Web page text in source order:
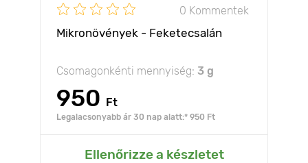
0 Kommentek
Mikronövények - Feketecsalán
Csomagonkénti mennyiség: 3 g
950 Ft
Legalacsonyabb ár 30 nap alatt:* 950 Ft
Ellenőrizze a készletet